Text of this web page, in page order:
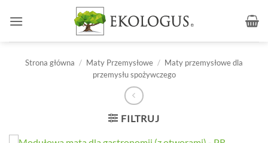
Strona główna / Maty Przemysłowe / Maty przemysłowe dla
przemysłu spożywczego
FILTRUJ